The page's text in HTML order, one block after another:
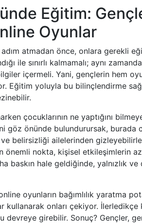
Eğitim:
Oyunlar
adım atmadan önce, onlara gerekli
ile sınırlı kalmamalı; aynı
içermeli. Yani, gençlerin hem
Eğitim yoluyla bu bilinçlendirme
çocuklarının ne yaptığını
göz önünde bulundurursak, burada
ve belirsizliği ailelerinden
önemli nokta, kişisel etkileşimlerin
baskın hale geldiğinde, yalnızlık
oyunların bağımlılık yaratma
kullanarak onları çekiyor. İlerledikçe
devreye girebilir. Sonuç? Gençler,